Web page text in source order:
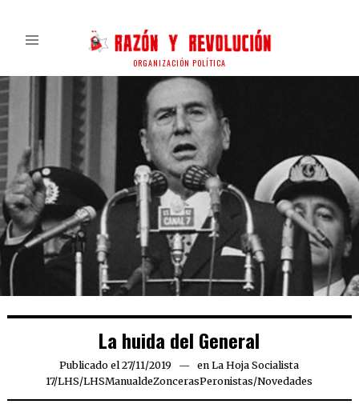
ORGANIZACIÓN POLÍTICA
La huida del General
Publicado el 27/11/2019 28/11/2019
en La Hoja Socialista
17/LHS/LHSManualdeZoncerasPeronistas/Novedades